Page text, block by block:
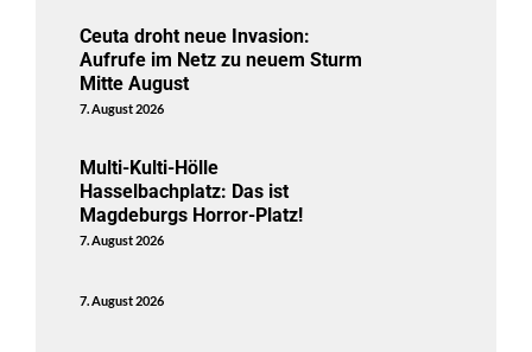
Ceuta droht neue Invasion:
Aufrufe im Netz zu neuem Sturm
Mitte August
7. August 2026
Multi-Kulti-Hölle
Hasselbachplatz: Das ist
Magdeburgs Horror-Platz!
7. August 2026
7. August 2026